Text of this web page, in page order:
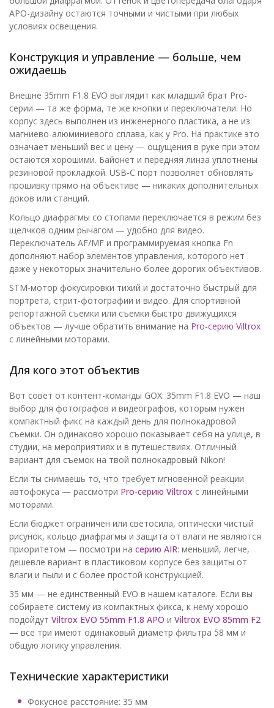
APO-дизайну остаются точными и чистыми при любых
условиях освещения.
Конструкция и управление — больше, чем
ожидаешь
Внешне 35mm F1.8 EVO выглядит как младший брат Pro-
серии — та же форма, те же кнопки и переключатели. Но
корпус здесь выполнен из инженерного пластика, а не из
магниево-алюминиевого сплава, как у Pro. На практике это
означает меньший вес и цену — ощущения в руке при этом
остаются хорошими. Байонет и передняя линза уплотнены
резиновой прокладкой. USB-C порт позволяет обновлять
прошивку прямо на объективе — никаких дополнительных
доков или станций.
Кольцо диафрагмы со стопами переключается в режим без
щелчков одним рычагом — удобно для видео.
Переключатель AF/MF и программируемая кнопка Fn
дополняют набор элементов управления, которого нет
даже у некоторых значительно более дорогих объективов.
STM-мотор фокусировки тихий и достаточно быстрый для
портрета, стрит-фотографии и видео. Для спортивной
репортажной съемки или съемки быстро движущихся
объектов — лучше обратить внимание на Pro-серию Viltrox
с линейными моторами.
Для кого этот объектив
Вот совет от контент-команды GOX: 35mm F1.8 EVO — наш
выбор для фотографов и видеографов, которым нужен
компактный фикс на каждый день для полнокадровой
съемки. Он одинаково хорошо показывает себя на улице, в
студии, на мероприятиях и в путешествиях. Отличный
вариант для съемок на твой полнокадровый Nikon!
Если ты снимаешь то, что требует мгновенной реакции
автофокуса — рассмотри Pro-серию Viltrox с линейными
моторами.
Если бюджет ограничен или светосила, оптически чистый
рисунок, кольцо диафрагмы и защита от влаги не являются
приоритетом — посмотри на серию AIR: меньший, легче,
дешевле вариант в пластиковом корпусе без защиты от
влаги и пыли и с более простой конструкцией.
35 мм — не единственный EVO в нашем каталоге. Если вы
собираете систему из компактных фикса, к нему хорошо
подойдут Viltrox EVO 55mm F1.8 APO и Viltrox EVO 85mm F2
— все три имеют одинаковый диаметр фильтра 58 мм и
общую логику управления.
Технические характеристики
Фокусное расстояние: 35 мм